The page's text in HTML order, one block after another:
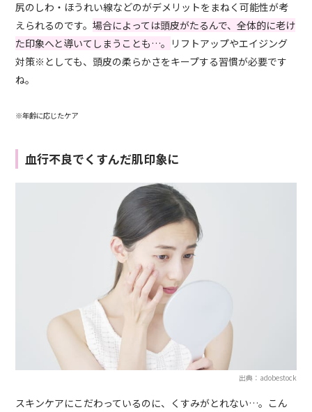
尻のしわ・ほうれい線などのがデメリットをまねく可能性が考
えられるのです。場合によっては頭皮がたるんで、全体的に老け
た印象へと導いてしまうことも…。 リフトアップやエイジング
対策※としても、頭皮の柔らかさをキープする習慣が必要です
ね。
※年齢に応じたケア
血行不良でくすんだ肌印象に
出典：adobestock
スキンケアにこだわっているのに、くすみがとれない…。こん